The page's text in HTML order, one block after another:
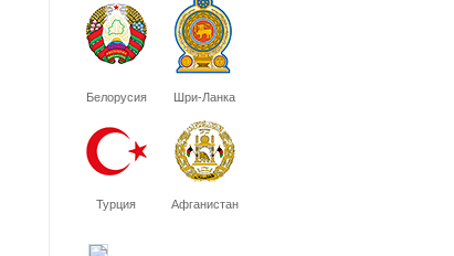
Белорусия Шри-Ланка
Турция Афганистан